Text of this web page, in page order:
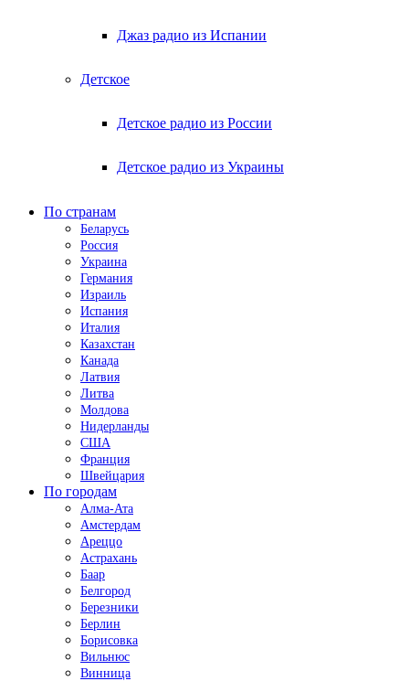
Джаз радио из Испании
Детское
Детское радио из России
Детское радио из Украины
По странам
Беларусь
Россия
Украина
Германия
Израиль
Испания
Италия
Казахстан
Канада
Латвия
Литва
Молдова
Нидерланды
США
Франция
Швейцария
По городам
Алма-Ата
Амстердам
Ареццо
Астрахань
Баар
Белгород
Березники
Берлин
Борисовка
Вильнюс
Винница